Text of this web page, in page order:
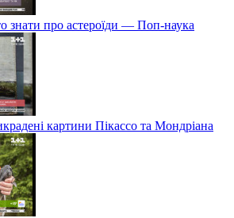
знати про астероїди — Поп-наука
картини Пікассо та Мондріана